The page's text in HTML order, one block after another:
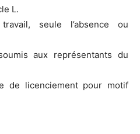
L.
seule l’absence ou
aux représentants du
de licenciement pour motif